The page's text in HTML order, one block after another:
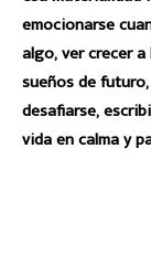
emocionarse
algo, ver crecer
sueños de
desafiarse,
vida en calma y